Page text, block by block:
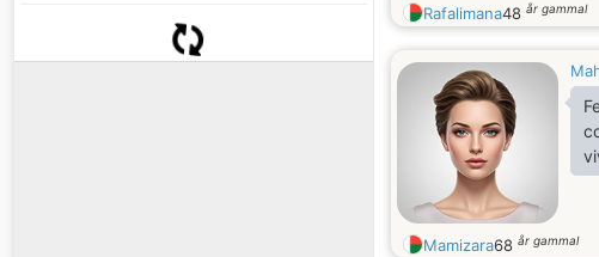
Rafalimana48 år gammal
Mamizara68 år gammal